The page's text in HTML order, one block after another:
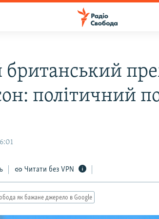
політичний
Читати без VPN
як бажане джерело в Google